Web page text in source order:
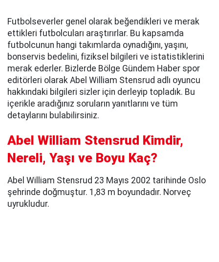
Futbolseverler genel olarak beğendikleri ve merak
ettikleri futbolcuları araştırırlar. Bu kapsamda
futbolcunun hangi takımlarda oynadığını, yaşını,
bonservis bedelini, fiziksel bilgileri ve istatistiklerini
merak ederler. Bizlerde Bölge Gündem Haber spor
editörleri olarak Abel William Stensrud adlı oyuncu
hakkındaki bilgileri sizler için derleyip topladık. Bu
içerikle aradığınız soruların yanıtlarını ve tüm
detaylarını bulabilirsiniz.
Abel William Stensrud Kimdir,
Nereli, Yaşı ve Boyu Kaç?
Abel William Stensrud 23 Mayıs 2002 tarihinde Oslo
şehrinde doğmuştur. 1,83 m boyundadır. Norveç
uyrukludur.